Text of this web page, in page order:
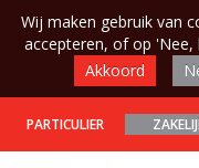
Wij maken gebruik van
accepteren, of op 'Nee,
Akkoord
PARTICULIER